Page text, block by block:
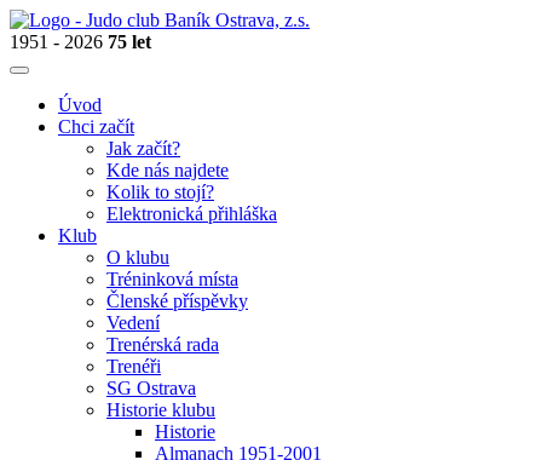
1951 - 2026 75 let
Úvod
Chci začít
Jak začít?
Kde nás najdete
Kolik to stojí?
Elektronická přihláška
Klub
O klubu
Tréninková místa
Členské příspěvky
Vedení
Trenérská rada
Trenéři
SG Ostrava
Historie klubu
Historie
Almanach 1951-2001